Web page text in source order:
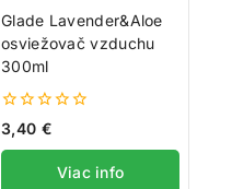
Glade Lavender&Aloe
osviežovač vzduchu
300ml
0
z
5
3,40 €
Viac info